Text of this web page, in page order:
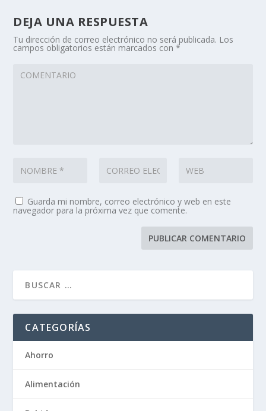
DEJA UNA RESPUESTA
Tu dirección de correo electrónico no será publicada. Los
campos obligatorios están marcados con*
Guarda mi nombre, correo electrónico y web en este
navegador para la próxima vez que comente.
CATEGORÍAS
Ahorro
Alimentación